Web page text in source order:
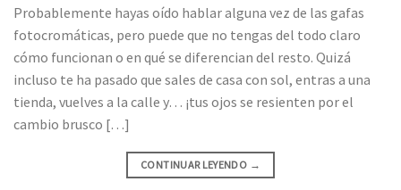
Probablemente hayas oído hablar alguna vez de las gafas
fotocromáticas, pero puede que no tengas del todo claro
cómo funcionan o en qué se diferencian del resto. Quizá
incluso te ha pasado que sales de casa con sol, entras a una
tienda, vuelves a la calle y… ¡tus ojos se resienten por el
cambio brusco […]
CONTINUAR LEYENDO →